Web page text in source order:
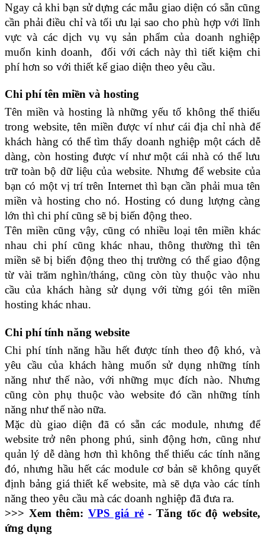
Ngay cả khi bạn sử dựng các mẫu giao diện có sẵn cũng
cần phải điều chỉ và tối ưu lại sao cho phù hợp với lĩnh
vực và các dịch vụ vụ sản phẩm của doanh nghiệp
muốn kinh doanh, đối với cách này thì tiết kiệm chi
phí hơn so với thiết kế giao diện theo yêu cầu.
Chi phí tên miền và hosting
Tên miền và hosting là những yếu tố không thể thiếu
trong website, tên miền được ví như cái địa chỉ nhà để
khách hàng có thể tìm thấy doanh nghiệp một cách dễ
dàng, còn hosting được ví như một cái nhà có thể lưu
trữ toàn bộ dữ liệu của website. Nhưng để website của
bạn có một vị trí trên Internet thì bạn cần phải mua tên
miền và hosting cho nó. Hosting có dung lượng càng
lớn thì chi phí cũng sẽ bị biến động theo.
Tên miền cũng vậy, cũng có nhiều loại tên miền khác
nhau chi phí cũng khác nhau, thông thường thì tên
miền sẽ bị biến động theo thị trường có thể giao động
từ vài trăm nghìn/tháng, cũng còn tùy thuộc vào nhu
cầu của khách hàng sử dụng với từng gói tên miền
hosting khác nhau.
Chi phí tính năng website
Chi phí tính năng hầu hết được tính theo độ khó, và
yêu cầu của khách hàng muốn sử dụng những tính
năng như thế nào, với những mục đích nào. Nhưng
cũng còn phụ thuộc vào website đó cần những tính
năng như thế nào nữa.
Mặc dù giao diện đã có sẵn các module, nhưng để
website trở nên phong phú, sinh động hơn, cũng như
quản lý dễ dàng hơn thì không thể thiếu các tính năng
đó, nhưng hầu hết các module cơ bản sẽ không quyết
định bảng giá thiết kế website, mà sẽ dựa vào các tính
năng theo yêu cầu mà các doanh nghiệp đã đưa ra.
>>> Xem thêm:VPS giá rẻ- Tăng tốc độ website,
ứng dụng